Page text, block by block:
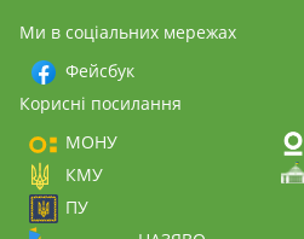
Ми в соціальних мережах
Фейсбук
Корисні посилання
МОНУ
КМУ
ПУ